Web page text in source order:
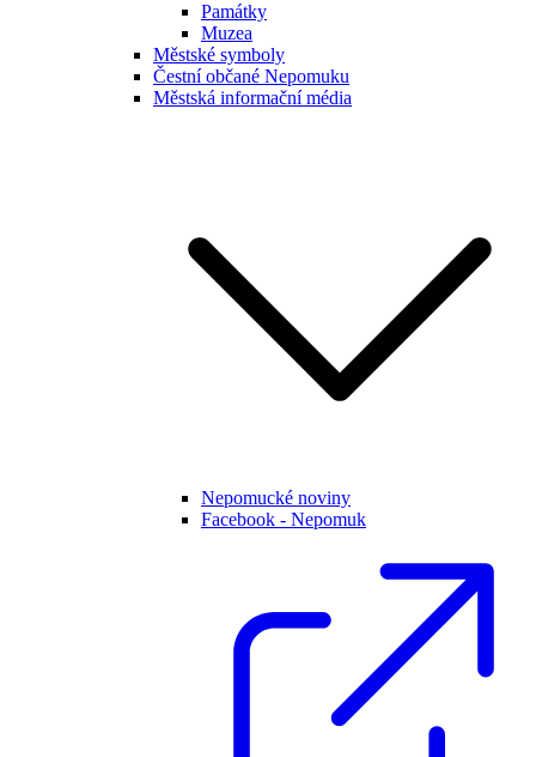
Památky
Muzea
Městské symboly
Čestní občané Nepomuku
Městská informační média
Nepomucké noviny
Facebook - Nepomuk